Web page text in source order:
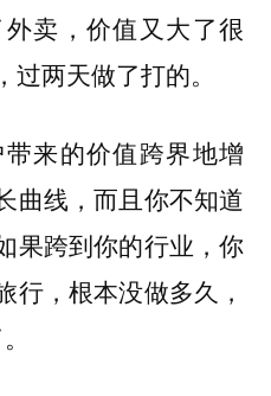
卖，价值又大了很
两天做了打的。
来的价值跨界地增
曲线，而且你不知道
果跨到你的行业，你
行，根本没做多久，